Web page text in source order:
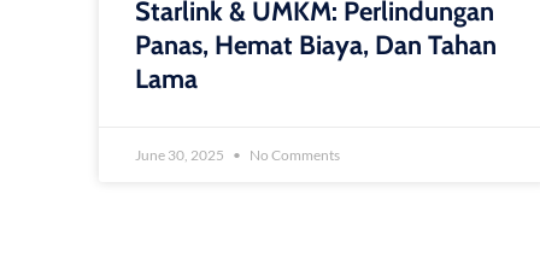
Starlink & UMKM: Perlindungan
Panas, Hemat Biaya, Dan Tahan
Lama
June 30, 2025 No Comments